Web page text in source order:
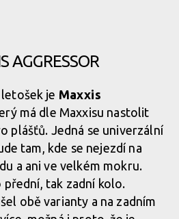
AGGRESSOR
je Maxxis
má dle Maxxisu nastolit
plášťů. Jedná se univerzální
tam, kde se nejezdí na
a ani ve velkém mokru.
přední, tak zadní kolo.
obě varianty a na zadním